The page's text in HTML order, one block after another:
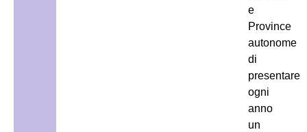
e
Province
autonome
di
presentare
ogni
anno
un